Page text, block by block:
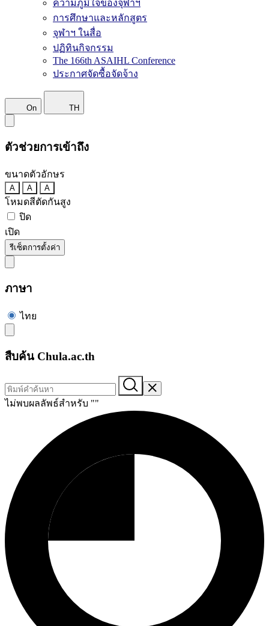
ความภูมิใจของจุฬาฯ
การศึกษาและหลักสูตร
จุฬาฯ ในสื่อ
ปฏิทินกิจกรรม
The 166th ASAIHL Conference
ประกาศจัดซื้อจัดจ้าง
On TH
ตัวช่วยการเข้าถึง
ขนาดตัวอักษร
A A A
โหมดสีตัดกันสูง
ปิด
เปิด
รีเซ็ตการตั้งค่า
ภาษา
ไทย
สืบค้น Chula.ac.th
ไม่พบผลลัพธ์สำหรับ ""